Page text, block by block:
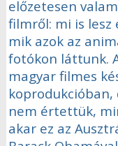
előzetesen
filmről: mi is lesz
mik azok az
fotókon láttunk.
magyar filmes
nem értettük,
akar ez az